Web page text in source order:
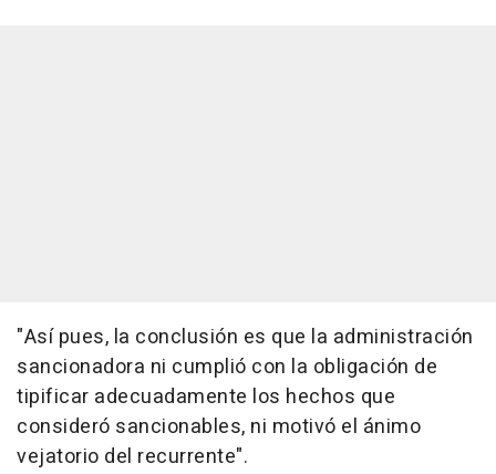
"Así pues, la conclusión es que la administración
sancionadora ni cumplió con la obligación de
tipificar adecuadamente los hechos que
consideró sancionables, ni motivó el ánimo
vejatorio del recurrente".